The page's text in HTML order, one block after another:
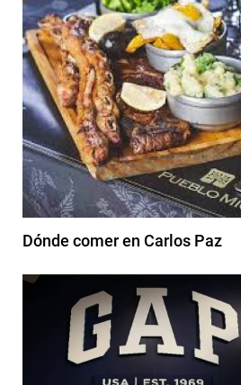
Dónde comer en Carlos Paz